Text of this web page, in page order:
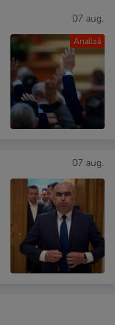
Analiză
07 aug.
07 aug.